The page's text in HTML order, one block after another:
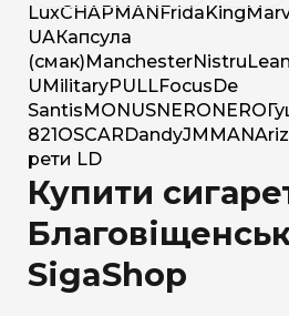
LuxCHAPMANFrida King
UAКапсула
(смак) ManchesterNistru
U MilitaryPULLFocus De
Santis MONUSNERO NERO
821 OSCAR DandyJM MAN
рети LD
Купити
SigaShop